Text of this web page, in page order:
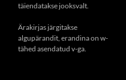
täiendatakse jooksvalt.
Ärakirjas järgitakse
algupärandit, erandina on w-
tähed asendatud v-ga.